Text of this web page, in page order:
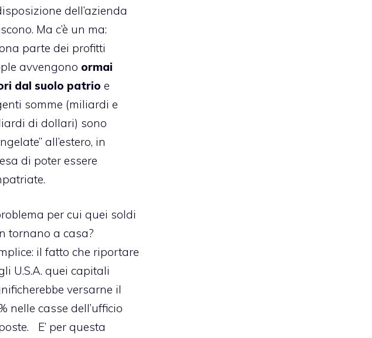
dell’azienda
Ma c’è un ma:
parte dei profitti
avvengono ormai
dal suolo patrio e
somme (miliardi e
di dollari) sono
all’estero, in
di poter essere
per cui quei soldi
tornano a casa?
il fatto che riportare
U.S.A. quei capitali
versarne il
nelle casse dell’ufficio
E’ per questa